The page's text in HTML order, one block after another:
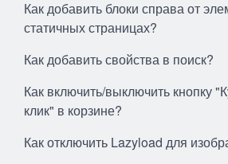
Как добавить блоки справа от
статичных страницах?
Как добавить свойства в поиск?
Как включить/выключить кнопку
клик" в корзине?
Как отключить Lazyload для